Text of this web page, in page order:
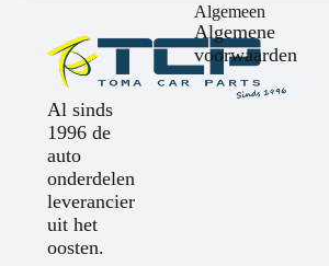
Al sinds
1996 de
auto
onderdelen
leverancier
uit het
oosten.
Algemeen
Algemene
voorwaarden